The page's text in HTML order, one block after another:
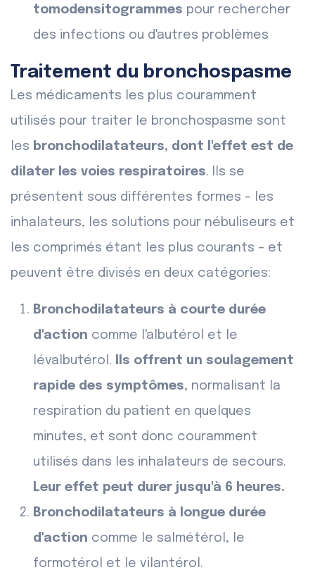
tomodensitogrammes pour rechercher
des infections ou d'autres problèmes
Traitement du bronchospasme
Les médicaments les plus couramment
utilisés pour traiter le bronchospasme sont
les bronchodilatateurs, dont l'effet est de
dilater les voies respiratoires. Ils se
présentent sous différentes formes – les
inhalateurs, les solutions pour nébuliseurs et
les comprimés étant les plus courants – et
peuvent être divisés en deux catégories:
Bronchodilatateurs à courte durée
d'action comme l'albutérol et le
lévalbutérol.
Ils offrent un soulagement
rapide des symptômes, normalisant la
respiration du patient en quelques
minutes, et sont donc couramment
utilisés dans les inhalateurs de secours.
Leur effet peut durer jusqu'à 6 heures.
Bronchodilatateurs à longue durée
d'action comme le salmétérol, le
formotérol et le vilantérol.